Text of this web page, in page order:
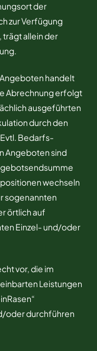
der
zur Verfügung
trägt allein der
handelt
Abrechnung erfolgt
ausgeführten
durch den
Bedarfs-
Angeboten sind
wechseln
sogenannten
örtlich auf
Einzel- und/oder
vor, die im
Leistungen
oder durchführen